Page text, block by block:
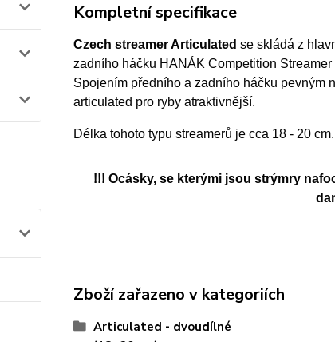
Kompletní specifikace
Czech streamer Articulated se skládá z
zadního háčku HANÁK Competition
Spojením předního a zadního háčku pevným
articulated pro ryby atraktivnější.
Délka tohoto typu streamerů je cca 18 - 20 cm.
!!! Ocásky, se kterými jsou strýmry
Zboží zařazeno v kategoriích
Articulated - dvoudílné